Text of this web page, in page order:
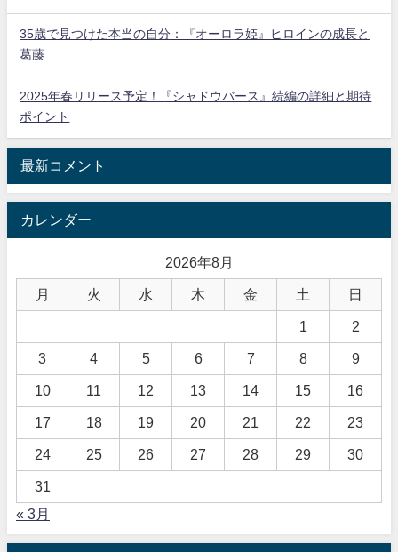
35歳で見つけた本当の自分：『オーロラ姫』ヒロインの成長と
葛藤
2025年春リリース予定！『シャドウバース』続編の詳細と期待
ポイント
最新コメント
カレンダー
2026年8月
月 火 水 木 金 土 日
1 2
3 4 5 6 7 8 9
10 11 12 13 14 15 16
17 18 19 20 21 22 23
24 25 26 27 28 29 30
31
« 3月